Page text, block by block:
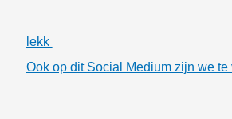
lekk
Ook op dit Social Medium zijn we te